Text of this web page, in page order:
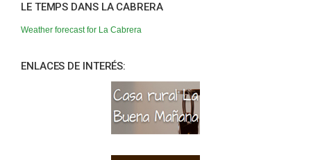
LE TEMPS DANS LA CABRERA
Weather forecast for La Cabrera
ENLACES DE INTERÉS: